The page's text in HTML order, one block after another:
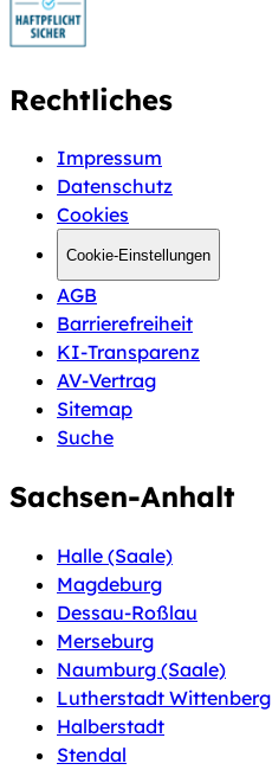
Rechtliches
Impressum
Datenschutz
Cookies
Cookie-Einstellungen
AGB
Barrierefreiheit
KI-Transparenz
AV-Vertrag
Sitemap
Suche
Sachsen-Anhalt
Halle (Saale)
Magdeburg
Dessau-Roßlau
Merseburg
Naumburg (Saale)
Lutherstadt Wittenberg
Halberstadt
Stendal